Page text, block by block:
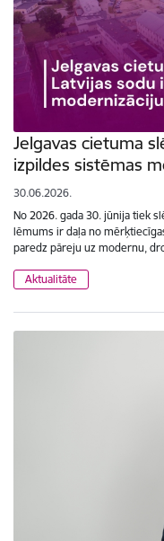
Jelgavas cietuma
izpildes sistēmas
30.06.2026.
No 2026. gada 30. jūnija tiek
lēmums ir daļa no
paredz pāreju uz modernu,
Aktualitāte